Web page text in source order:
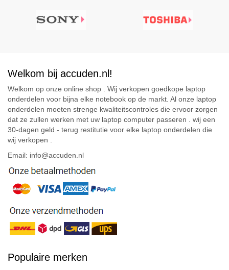
Welkom bij accuden.nl!
Welkom op onze online shop . Wij verkopen goedkope laptop
onderdelen voor bijna elke notebook op de markt. Al onze laptop
onderdelen moeten strenge kwaliteitscontroles die ervoor zorgen
dat ze zullen werken met uw laptop computer passeren . wij een
30-dagen geld - terug restitutie voor elke laptop onderdelen die
wij verkopen .
Email: info@accuden.nl
Populaire merken